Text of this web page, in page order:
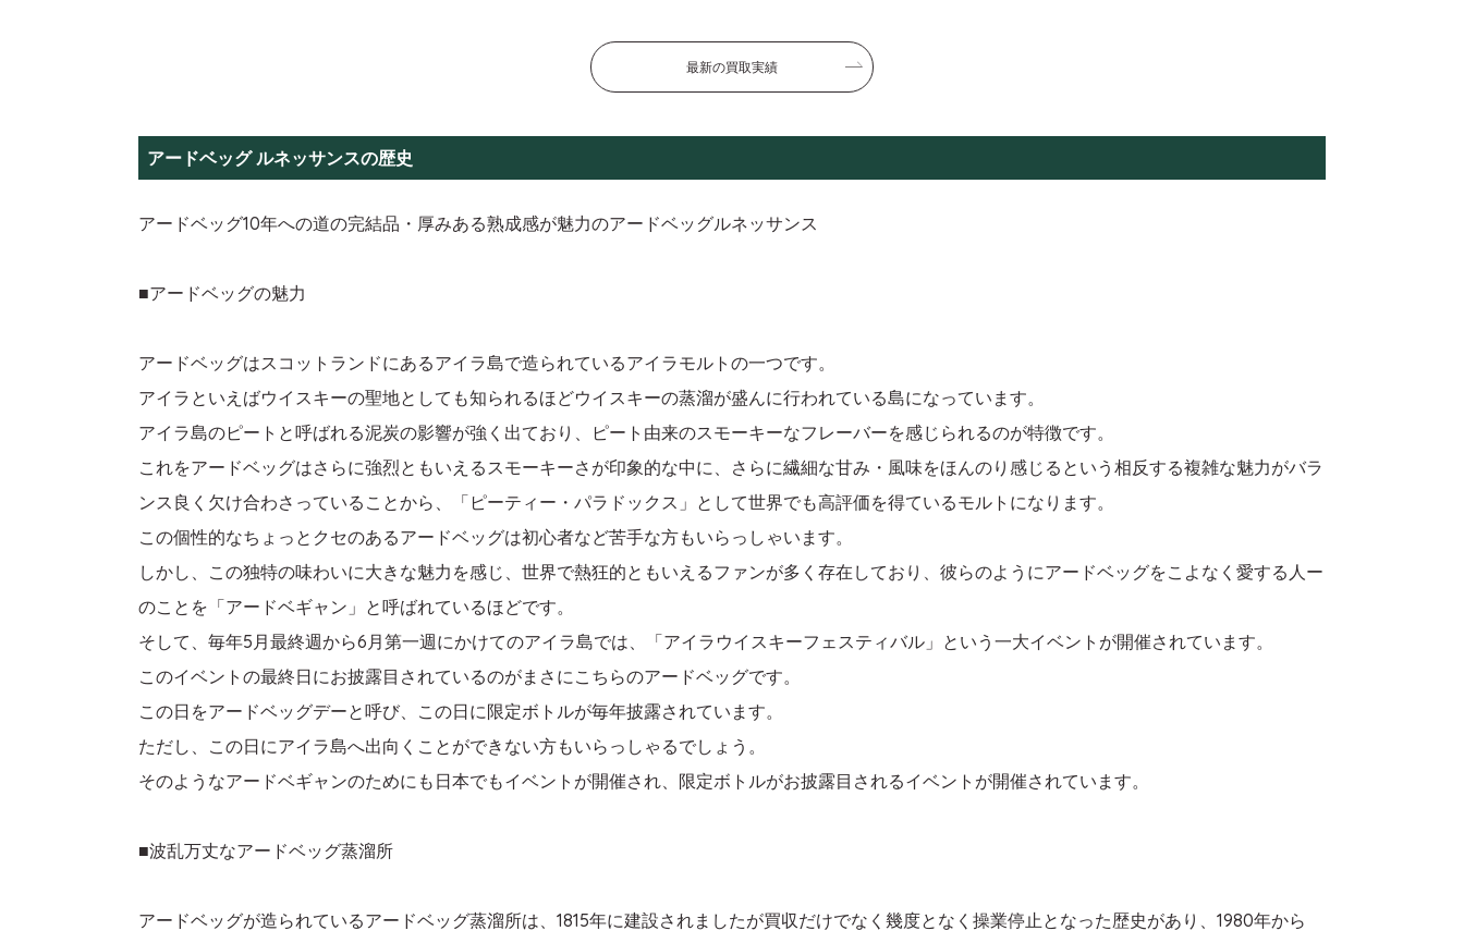
最新の買取実績
アードベッグ ルネッサンスの歴史
アードベッグ10年への道の完結品・厚みある熟成感が魅力のアードベッグルネッサンス
■アードベッグの魅力
アードベッグはスコットランドにあるアイラ島で造られているアイラモルトの一つです。
アイラといえばウイスキーの聖地としても知られるほどウイスキーの蒸溜が盛んに行われている島になっています。
アイラ島のピートと呼ばれる泥炭の影響が強く出ており、ピート由来のスモーキーなフレーバーを感じられるのが特徴です。
これをアードベッグはさらに強烈ともいえるスモーキーさが印象的な中に、さらに繊細な甘み・風味をほんのり感じるという相反する複雑な魅力がバラ
ンス良く欠け合わさっていることから、「ピーティー・パラドックス」として世界でも高評価を得ているモルトになります。
この個性的なちょっとクセのあるアードベッグは初心者など苦手な方もいらっしゃいます。
しかし、この独特の味わいに大きな魅力を感じ、世界で熱狂的ともいえるファンが多く存在しており、彼らのようにアードベッグをこよなく愛する人ー
のことを「アードベギャン」と呼ばれているほどです。
そして、毎年5月最終週から6月第一週にかけてのアイラ島では、「アイラウイスキーフェスティバル」という一大イベントが開催されています。
このイベントの最終日にお披露目されているのがまさにこちらのアードベッグです。
この日をアードベッグデーと呼び、この日に限定ボトルが毎年披露されています。
ただし、この日にアイラ島へ出向くことができない方もいらっしゃるでしょう。
そのようなアードベギャンのためにも日本でもイベントが開催され、限定ボトルがお披露目されるイベントが開催されています。
■波乱万丈なアードベッグ蒸溜所
アードベッグが造られているアードベッグ蒸溜所は、1815年に建設されましたが買収だけでなく幾度となく操業停止となった歴史があり、1980年から